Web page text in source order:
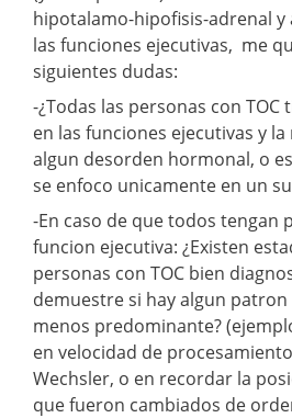
hipotalamo-hipofisis-adrenal y
las funciones ejecutivas, me
siguientes dudas:
-¿Todas las personas con
en las funciones ejecutivas y
algun desorden hormonal, o
se enfoco unicamente en un
-En caso de que todos tengan
funcion ejecutiva: ¿Existen
personas con TOC bien
demuestre si hay algun
menos predominante?
en velocidad de
Wechsler, o en recordar la
que fueron cambiados de